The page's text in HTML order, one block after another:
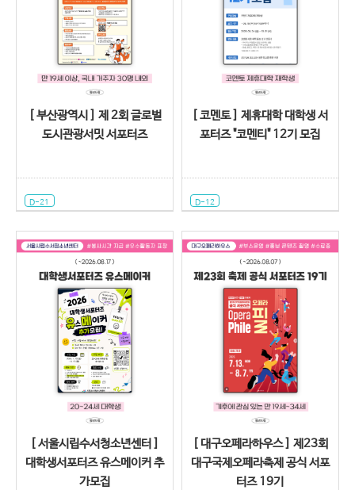
[ 부산광역시 ] 제 2회 글로벌
도시관광서밋 서포터즈
D-21
[ 코멘토 ] 제휴대학 대학생 서
포터즈 "코멘티" 12기 모집
D-12
[ 서울시립수서청소년센터 ]
대학생서포터즈 유스메이커 추
가모집
[ 대구오페라하우스 ] 제23회
대구국제오페라축제 공식 서포
터즈 19기